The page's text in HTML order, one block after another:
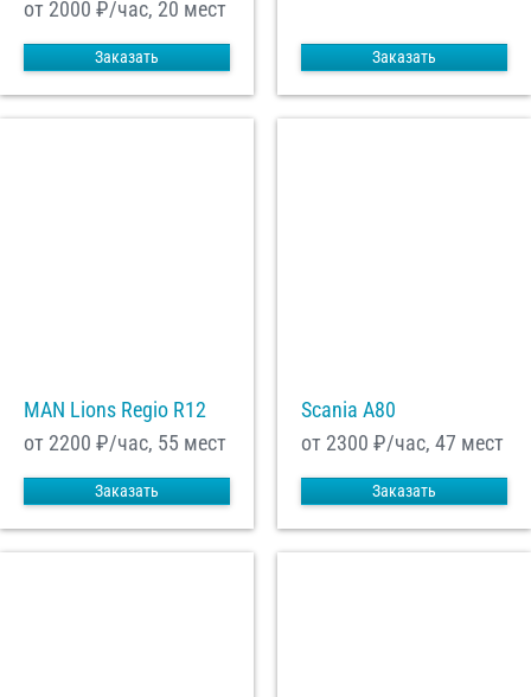
от 2000 ₽/час, 20 мест
Заказать Заказать
MAN Lions Regio R12
от 2200 ₽/час, 55 мест
Заказать
Scania A80
от 2300 ₽/час, 47 мест
Заказать